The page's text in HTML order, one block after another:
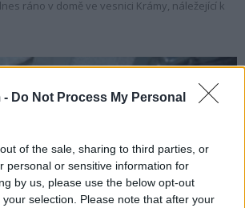
- Do Not Process My Personal
of the sale, sharing to third parties, or
personal or sensitive information for
by us, please use the below opt-out
selection. Please note that after your
ráno v domě ve vesnici Krámy, náležející k